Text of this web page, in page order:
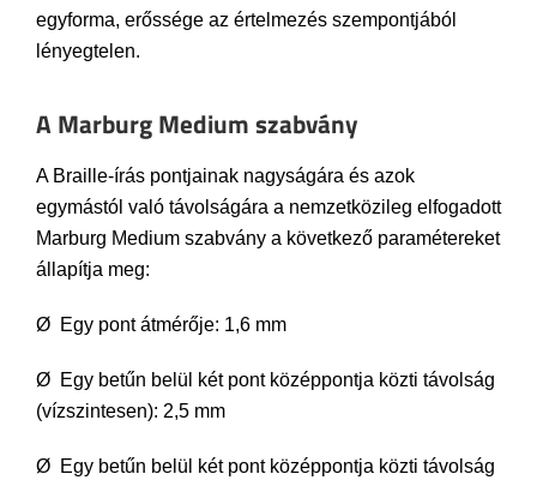
egyforma, erőssége az értelmezés szempontjából
lényegtelen.
A Marburg Medium szabvány
A Braille-írás pontjainak nagyságára és azok
egymástól való távolságára a nemzetközileg elfogadott
Marburg Medium szabvány a következő paramétereket
állapítja meg:
Ø Egy pont átmérője: 1,6 mm
Ø Egy betűn belül két pont középpontja közti távolság
(vízszintesen): 2,5 mm
Ø Egy betűn belül két pont középpontja közti távolság